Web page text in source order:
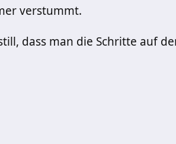
verstummt.
dass man die Schritte auf